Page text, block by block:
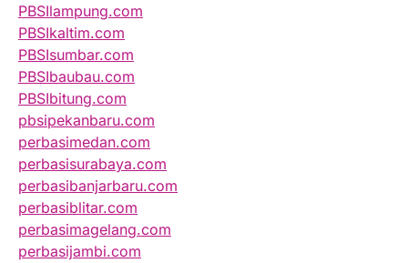
PBSIlampung.com
PBSIkaltim.com
PBSIsumbar.com
PBSIbaubau.com
PBSIbitung.com
pbsipekanbaru.com
perbasimedan.com
perbasisurabaya.com
perbasibanjarbaru.com
perbasiblitar.com
perbasimagelang.com
perbasijambi.com